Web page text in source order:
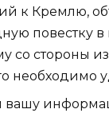
к Кремлю,
повестку в
со стороны
необходимо
вашу